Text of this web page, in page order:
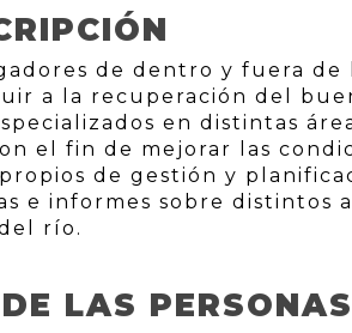
de dentro y fuera de
a la recuperación del
en distintas
el fin de mejorar las
de gestión y
e informes sobre distintos
río.
LAS PERSONAS